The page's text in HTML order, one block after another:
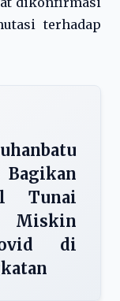
terhadap
Tunai
Miskin
di